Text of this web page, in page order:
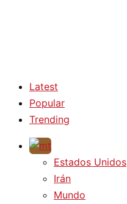
Latest
Popular
Trending
Estados Unidos
Irán
Mundo